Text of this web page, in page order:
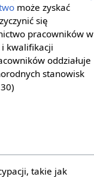
może zyskać
się
pracowników w
kwalifikacji
oddziałuje
stanowisk
takie jak